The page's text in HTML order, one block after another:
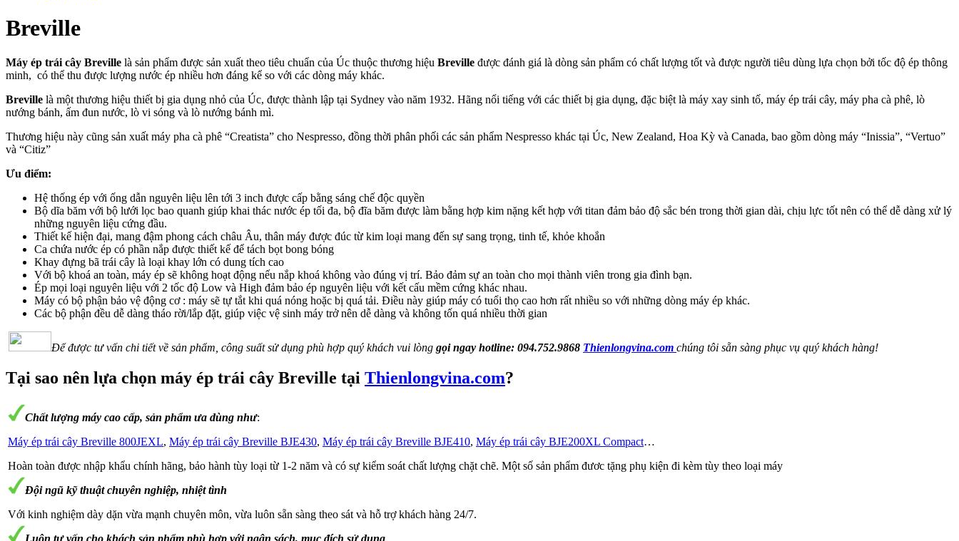
Breville
Máy ép trái cây Breville là sản phẩm được sản xuất theo tiêu chuẩn của Úc thuộc thương hiệu Breville được đánh giá là dòng sản phẩm có chất lượng tốt và được người tiêu dùng lựa chọn bởi tốc độ ép thông
minh, có thể thu được lượng nước ép nhiều hơn đáng kể so với các dòng máy khác.
Breville là một thương hiệu thiết bị gia dụng nhỏ của Úc, được thành lập tại Sydney vào năm 1932. Hãng nổi tiếng với các thiết bị gia dụng, đặc biệt là máy xay sinh tố, máy ép trái cây, máy pha cà phê, lò
nướng bánh, ấm đun nước, lò vi sóng và lò nướng bánh mì.
Thương hiệu này cũng sản xuất máy pha cà phê “Creatista” cho Nespresso, đồng thời phân phối các sản phẩm Nespresso khác tại Úc, New Zealand, Hoa Kỳ và Canada, bao gồm dòng máy “Inissia”, “Vertuo”
và “Citiz”
Ưu điểm:
Hệ thống ép với ống dẫn nguyên liệu lên tới 3 inch được cấp bằng sáng chế độc quyền
Bộ dĩa băm với bộ lưới lọc bao quanh giúp khai thác nước ép tối đa, bộ đĩa băm được làm bằng hợp kim nặng kết hợp với titan đảm bảo độ sắc bén trong thời gian dài, chịu lực tốt nên có thể dễ dàng xử lý
những nguyên liệu cứng đầu.
Thiết kế hiện đại, mang đậm phong cách châu Âu, thân máy được đúc từ kim loại mang đến sự sang trọng, tinh tế, khỏe khoắn
Ca chứa nước ép có phần nắp được thiết kế để tách bọt bong bóng
Khay đựng bã trái cây là loại khay lớn có dung tích cao
Với bộ khoá an toàn, máy ép sẽ không hoạt động nếu nắp khoá không vào đúng vị trí. Bảo đảm sự an toàn cho mọi thành viên trong gia đình bạn.
Ép mọi loại nguyên liệu với 2 tốc độ Low và High đảm bảo ép nguyên liệu với kết cấu mềm cứng khác nhau.
Máy có bộ phận bảo vệ động cơ : máy sẽ tự tắt khi quá nóng hoặc bị quá tải. Điều này giúp máy có tuổi thọ cao hơn rất nhiều so với những dòng máy ép khác.
Các bộ phận đều dễ dàng tháo rời/lắp đặt, giúp việc vệ sinh máy trở nên dễ dàng và không tốn quá nhiều thời gian
Để được tư vấn chi tiết về sản phẩm, công suất sử dụng phù hợp quý khách vui lòng gọi ngay hotline: 094.752.9868 Thienlongvina.com chúng tôi sẵn sàng phục vụ quý khách hàng!
Tại sao nên lựa chọn máy ép trái cây Breville tại Thienlongvina.com?
Chất lượng máy cao cấp, sản phẩm ưa dùng như:
Máy ép trái cây Breville 800JEXL, Máy ép trái cây Breville BJE430, Máy ép trái cây Breville BJE410, Máy ép trái cây BJE200XL Compact…
Hoàn toàn được nhập khẩu chính hãng, bảo hành tùy loại từ 1-2 năm và có sự kiểm soát chất lượng chặt chẽ. Một số sản phẩm đươc tặng phụ kiện đi kèm tùy theo loại máy
Đội ngũ kỹ thuật chuyên nghiệp, nhiệt tình
Với kinh nghiệm dày dặn vừa mạnh chuyên môn, vừa luôn sẵn sàng theo sát và hỗ trợ khách hàng 24/7.
Luôn tư vấn cho khách sản phẩm phù hợp với ngân sách, mục đích sử dụng